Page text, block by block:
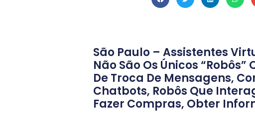
São Paulo – Assistentes
Não São Os Únicos
De Troca De Mensagens,
Chatbots, Robôs Que
Fazer Compras, Obter